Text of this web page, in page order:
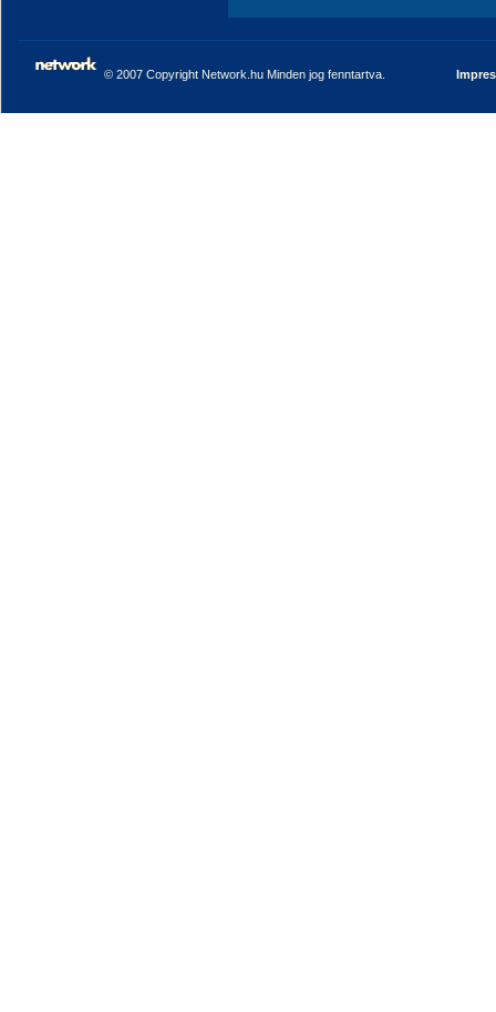
© 2007 Copyright Network.hu Minden jog fenntartva.